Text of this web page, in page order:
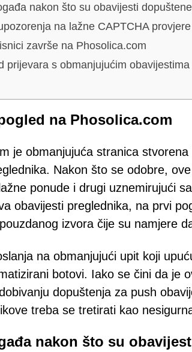
nakon što su obavijesti dopuštene
na lažne CAPTCHA provjere
završe na Phosolica.com
prijevara s obmanjujućim obavijestima
na Phosolica.com
je obmanjujuća stranica
Nakon što se odobre,
ponude i drugi uznemirujući
obavijesti preglednika, na prvi
izvora čije su namjere
na obmanjujući upit koji
botovi. Iako se čini da je
dopuštenja za push
treba se tretirati kao
nakon što su